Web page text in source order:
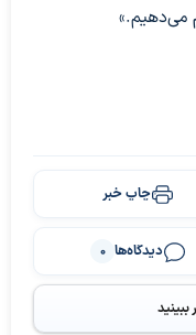
می‌دهیم.»
چاپ خبر
دیدگاه‌ها 0
ببینید